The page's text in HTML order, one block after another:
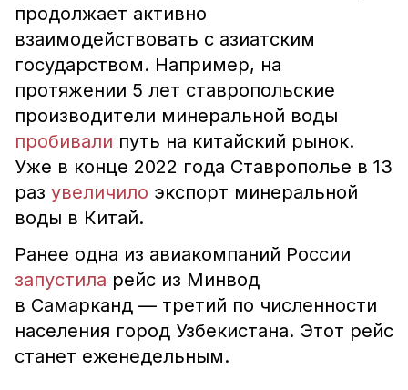
продолжает активно
взаимодействовать с азиатским
государством. Например, на
протяжении 5 лет ставропольские
производители минеральной воды
пробивали путь на китайский рынок.
Уже в конце 2022 года Ставрополье в 13
раз увеличило экспорт минеральной
воды в Китай.
Ранее одна из авиакомпаний России
запустила рейс из Минвод
в Самарканд — третий по численности
населения город Узбекистана. Этот рейс
станет еженедельным.